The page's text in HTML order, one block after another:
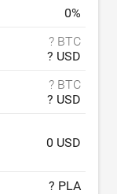
0%
? BTC
? USD
? BTC
? USD
0 USD
? PLA